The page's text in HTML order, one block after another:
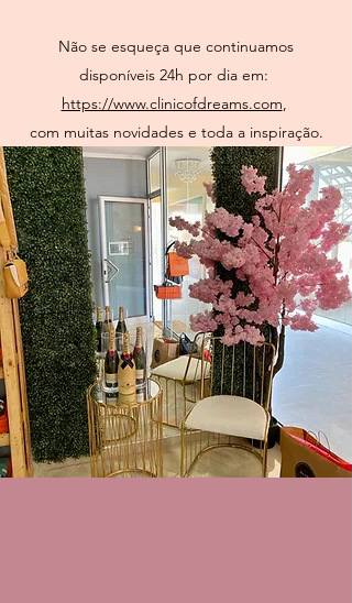
Não se esqueça que continuamos
disponíveis 24h por dia em:
https://www.clinicofdreams.com,
com muitas novidades e toda a inspiração.